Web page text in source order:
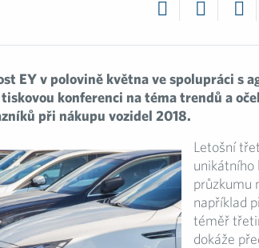
EY v polovině května ve spolupráci s
konferenci na téma trendů a
při nákupu vozidel 2018.
Letošní
unikátního
průzkumu
například
téměř
dokáže